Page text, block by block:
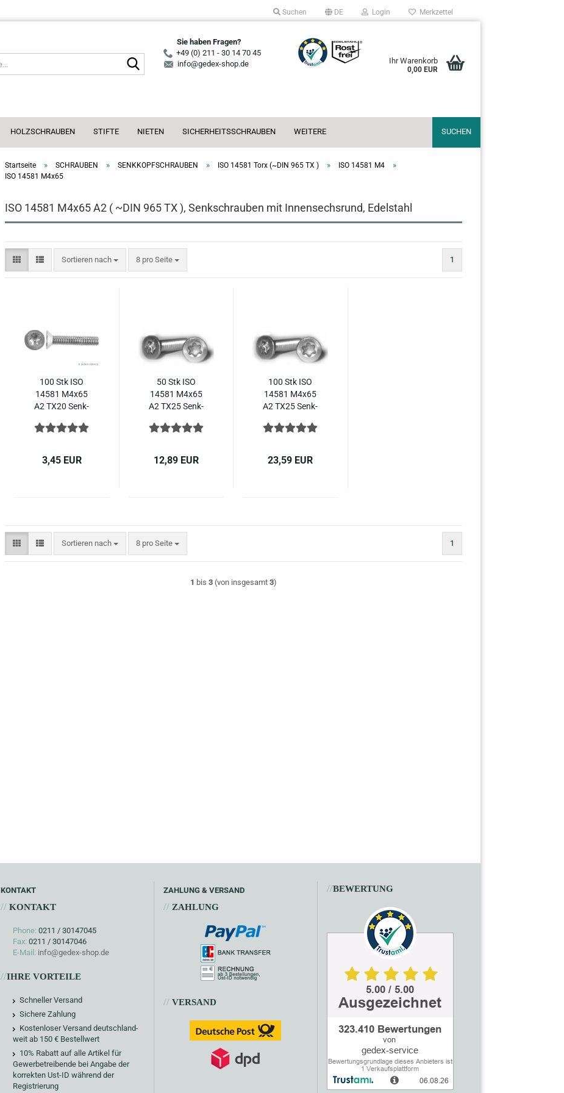
Suchen DE Login Merkzettel
Suche...
Sie haben Fragen?
+49 (0) 211 - 30 14 70 45
info@gedex-shop.de
Ihr Warenkorb
0,00 EUR
HOLZSCHRAUBEN STIFTE NIETEN SICHERHEITSSCHRAUBEN SUCHEN
WEITERE
Startseite » SCHRAUBEN » SENKKOPFSCHRAUBEN » ISO 14581 Torx (~DIN 965 TX ) » ISO 14581 M4 »
ISO 14581 M4x65
ISO 14581 M4x65 A2 ( ~DIN 965 TX ), Senkschrauben mit Innensechsrund, Edelstahl
Sortieren nach
Sortieren nach 8 pro Seite
pro Seite 1
100 Stk ISO
14581 M4x65
A2 TX20 Senk­
In­nen­sechs­
( ~ DIN 965 )
3,45 EUR
50 Stk ISO
14581 M4x65
A2 TX25 Senk­
In­nen­sechs­
DIN 965
12,89 EUR
100 Stk ISO
14581 M4x65
A2 TX25 Senk­
In­nen­sechs­
DIN 965
23,59 EUR
Sortieren nach
Sortieren nach 8 pro Seite
pro Seite 1
1 bis 3 (von insgesamt 3)
KONTAKT
//KONTAKT
Phone: 0211 / 30147045
Fax: 0211 / 30147046
E-Mail: info@gedex-shop.de
//IHRE VORTEILE
Schneller Versand
Sichere Zahlung
Kostenloser Versand deutschland-
weit ab 150 € Bestellwert
10% Rabatt auf alle Artikel für
Gewerbetreibende bei Angabe der
korrekten Ust-ID während der
Registrierung
ZAHLUNG & VERSAND
// ZAHLUNG
// VERSAND
//BEWERTUNG